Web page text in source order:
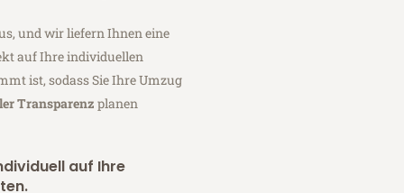
und wir liefern Ihnen eine
auf Ihre individuellen
ist, sodass Sie Ihre Umzug
Transparenz planen
auf Ihre